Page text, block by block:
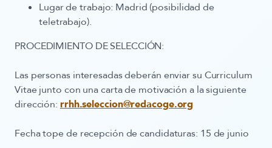
Lugar de trabajo: Madrid (posibilidad de
teletrabajo).
PROCEDIMIENTO DE SELECCIÓN:
Las personas interesadas deberán enviar su Curriculum
Vitae junto con una carta de motivación a la siguiente
dirección: rrhh.seleccion@redacoge.org
Fecha tope de recepción de candidaturas: 15 de junio